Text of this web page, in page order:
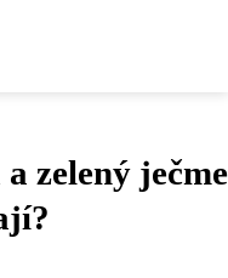
zelený